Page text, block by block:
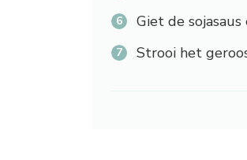
Giet de
Strooi het